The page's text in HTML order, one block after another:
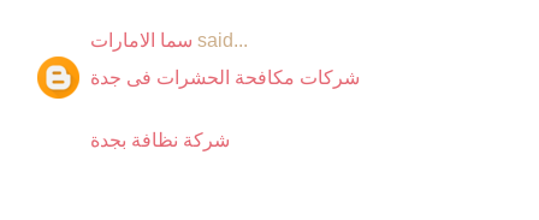
سما الامارات said...
شركات مكافحة الحشرات فى جدة
شركة نظافة بجدة